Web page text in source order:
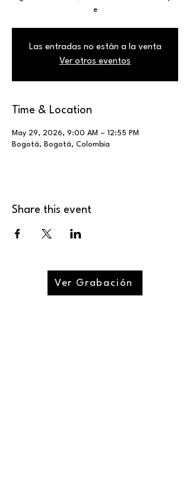
e
Las entradas no están a la venta
Ver otros eventos
Time & Location
May 29, 2026, 9:00 AM – 12:55 PM
Bogotá, Bogotá, Colombia
Share this event
Ver Grabación